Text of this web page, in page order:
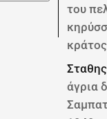
του
άγρια